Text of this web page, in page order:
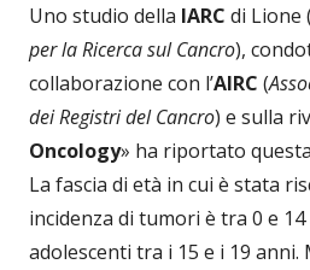
Uno studio della IARC di Lione
per la Ricerca sul Cancro),
collaborazione con l’AIRC (
dei Registri del Cancro) e sulla
Oncology» ha riportato
La fascia di età in cui è stata
incidenza di tumori è tra 0 e
adolescenti tra i 15 e i 19